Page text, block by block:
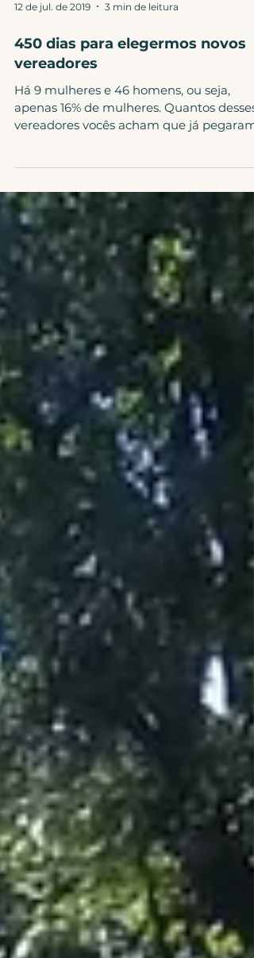
12 de jul. de 2019 3 min de leitura
450 dias para elegermos novos
vereadores
Há 9 mulheres e 46 homens, ou seja,
ônibus com criança e moch